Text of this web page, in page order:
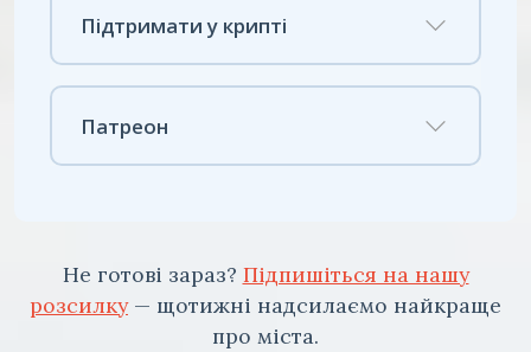
Підтримати у крипті
Патреон
Не готові зараз? Підпишіться на нашу
розсилку— щотижні надсилаємо найкраще
про міста.